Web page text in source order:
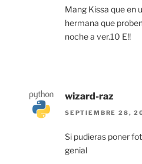
Mang Kissa que en
hermana que
noche a ver.10 E!!
wizard-raz
SEPTIEMBRE 28,
Si pudieras poner
genial